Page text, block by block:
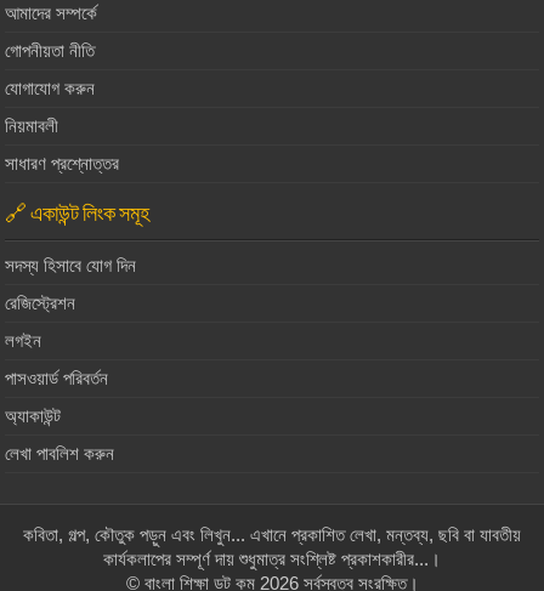
আমাদের সম্পর্কে
গোপনীয়তা নীতি
যোগাযোগ করুন
নিয়মাবলী
সাধারণ প্রশ্নোত্তর
🔗 একাউন্ট লিংক সমূহ
সদস্য হিসাবে যোগ দিন
রেজিস্ট্রেশন
লগইন
পাসওয়ার্ড পরিবর্তন
অ্যাকাউন্ট
লেখা পাবলিশ করুন
কবিতা, গল্প, কৌতুক পড়ুন এবং লিখুন... এখানে প্রকাশিত লেখা, মন্তব্য, ছবি বা যাবতীয়
কার্যকলাপের সম্পূর্ণ দায় শুধুমাত্র সংশ্লিষ্ট প্রকাশকারীর...।
© বাংলা শিক্ষা ডট কম 2026 সর্বস্বত্ব সংরক্ষিত।